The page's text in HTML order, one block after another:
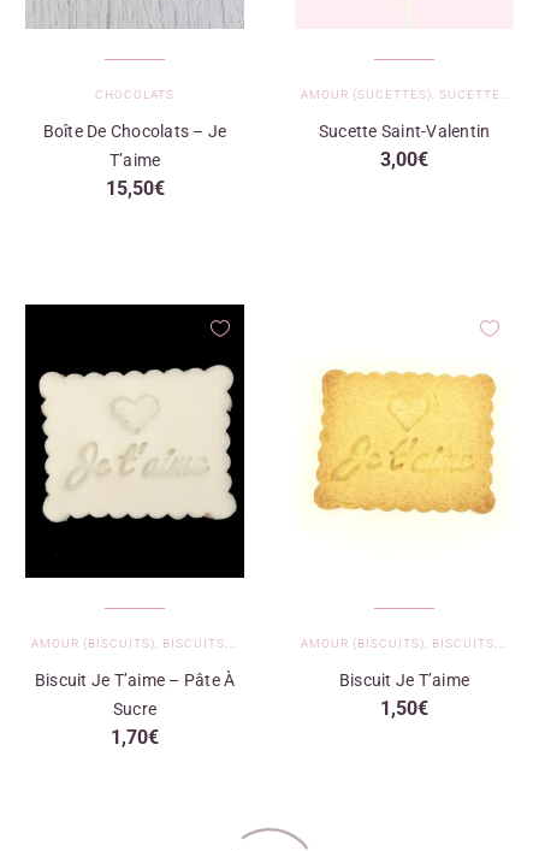
CHOCOLATS
Boîte De Chocolats – Je
T’aime
15,50€
AMOUR (SUCETTES) SUCETTES
Sucette Saint-Valentin
3,00€
AMOUR (BISCUITS) BISCUITS BISCUITS NON PERSONNALISÉS PÂTE À SUCRE
Biscuit Je T’aime – Pâte À
Sucre
1,70€
AMOUR (BISCUITS) BISCUITS
Biscuit Je T’aime
1,50€